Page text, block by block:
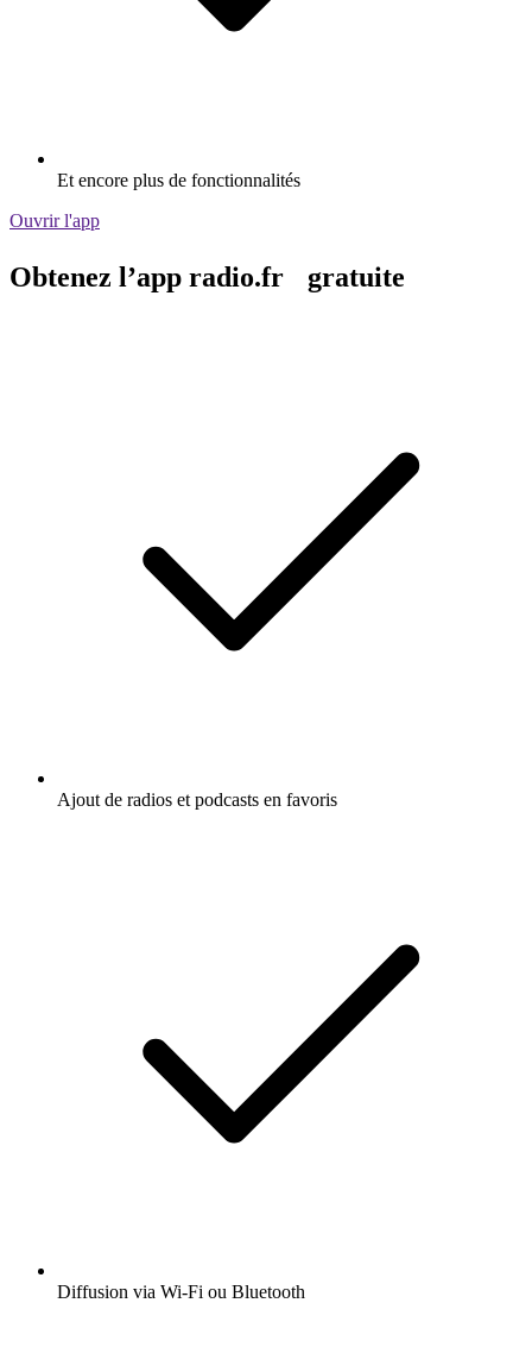
Et encore plus de fonctionnalités
Ouvrir l'app
Obtenez l’app radio.fr gratuite
Ajout de radios et podcasts en favoris
Diffusion via Wi-Fi ou Bluetooth